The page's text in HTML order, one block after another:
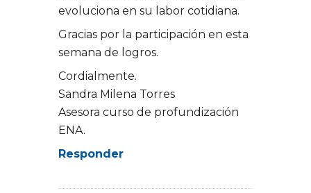
evoluciona en su labor cotidiana.
Gracias por la participación en esta
semana de logros.
Cordialmente.
Sandra Milena Torres
Asesora curso de profundización
ENA.
Responder